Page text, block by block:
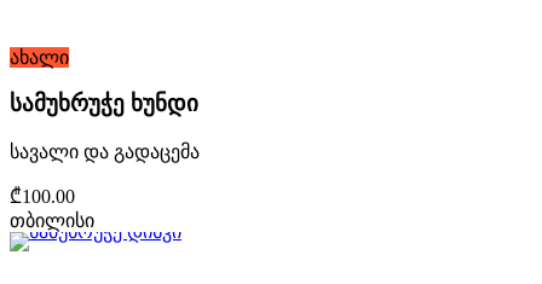
ახალი
სამუხრუჭე ხუნდი
სავალი და გადაცემა
₾100.00
თბილისი